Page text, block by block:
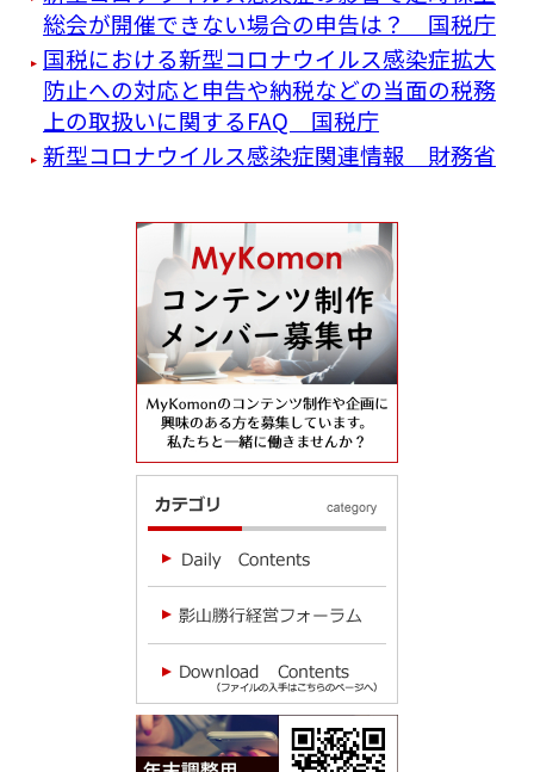
総会が開催できない場合の申告は？ 国税庁
国税における新型コロナウイルス感染症拡大
防止への対応と申告や納税などの当面の税務
上の取扱いに関するFAQ 国税庁
新型コロナウイルス感染症関連情報 財務省